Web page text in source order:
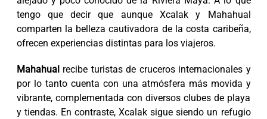
tengo que decir que aunque Xcalak y Mahahual
comparten la belleza cautivadora de la costa caribeña,
ofrecen experiencias distintas para los viajeros.
Mahahual recibe turistas de cruceros internacionales y
por lo tanto cuenta con una atmósfera más movida y
vibrante, complementada con diversos clubes de playa
y tiendas. En contraste, Xcalak sigue siendo un refugio